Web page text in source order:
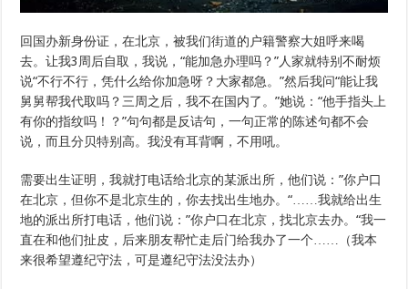
回国办新身份证，在北京，被我们街道的户籍警察大姐呼来喝
去。让我3周后自取，我说，“能加急办理吗？”人家就特别不耐烦
说“不行不行，凭什么给你加急呀？大家都急。”然后我问“能让我
舅舅帮我代取吗？三周之后，我不在国内了。”她说：“他手指头上
有你的指纹吗！？”句句都是反诘句，一句正常的陈述句都不会
说，而且分贝特别高。我没有耳背啊，不用吼。
需要出生证明，我就打电话给北京的某派出所，他们说：”你户口
在北京，但你不是北京生的，你去找出生地办。“……我就给出生
地的派出所打电话，他们说：”你户口在北京，找北京去办。“我一
直在和他们扯皮，后来朋友帮忙走后门给我办了一个……（我本
来很希望遵纪守法，可是遵纪守法没法办）